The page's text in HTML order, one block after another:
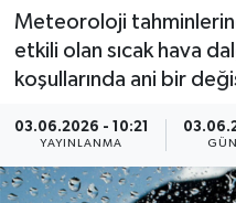
Meteoroloji
etkili olan sıcak hava
koşullarında ani bir
03.06.2026 - 10:21
YAYINLANMA
GÖKTÜRK
GÜNDEM
KEMERBURGAZ
KÜLTÜR - SANAT